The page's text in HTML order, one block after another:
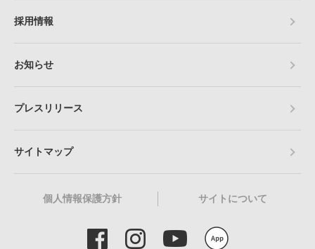
採用情報
お知らせ
プレスリリース
サイトマップ
個人情報保護方針 サイトについて